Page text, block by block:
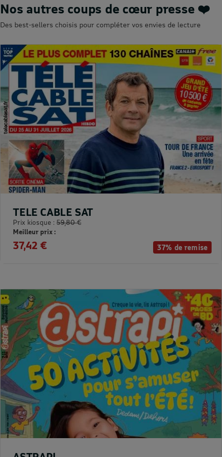
Nos autres coups de cœur presse ❤️
Des best-sellers choisis pour compléter vos envies de lecture
37% de remise
TELE CABLE SAT
Prix kiosque : 59,80 €
Meilleur prix :
37,42 €